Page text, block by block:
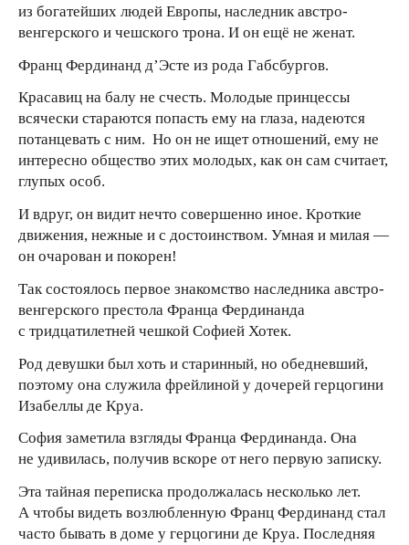
из богатейших людей Европы, наследник австро-
венгерского и чешского трона. И он ещё не женат.
Франц Фердинанд д’Эсте из рода Габсбургов.
Красавиц на балу не счесть. Молодые принцессы
всячески стараются попасть ему на глаза, надеются
потанцевать с ним. Но он не ищет отношений, ему не
интересно общество этих молодых, как он сам считает,
глупых особ.
И вдруг, он видит нечто совершенно иное. Кроткие
движения, нежные и с достоинством. Умная и милая —
он очарован и покорен!
Так состоялось первое знакомство наследника австро-
венгерского престола Франца Фердинанда
с тридцатилетней чешкой Софией Хотек.
Род девушки был хоть и старинный, но обедневший,
поэтому она служила фрейлиной у дочерей герцогини
Изабеллы де Круа.
София заметила взгляды Франца Фердинанда. Она
не удивилась, получив вскоре от него первую записку.
Эта тайная переписка продолжалась несколько лет.
А чтобы видеть возлюбленную Франц Фердинанд стал
часто бывать в доме у герцогини де Круа. Последняя